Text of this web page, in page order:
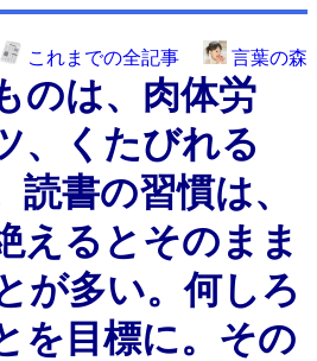
これまでの全記事 言葉の森
のは、肉体労
、くたびれる
読書の習慣は、
えるとそのまま
が多い。何しろ
を目標に。その